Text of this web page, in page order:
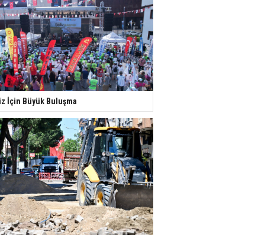
İçin Büyük Buluşma